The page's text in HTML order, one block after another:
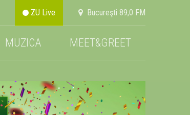
ZU Live Bucureşti 89,0 FM
MUZICA MEET&GREET